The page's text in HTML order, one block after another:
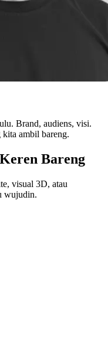
Brand, audiens, visi.
kita ambil bareng.
Bareng
visual 3D, atau
wujudin.